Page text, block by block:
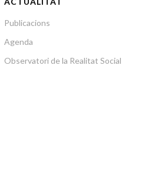
Publicacions
Agenda
Observatori de la Realitat Social